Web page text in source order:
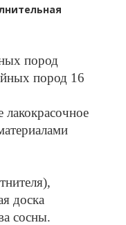
пород
пород 16
доска
сосны.